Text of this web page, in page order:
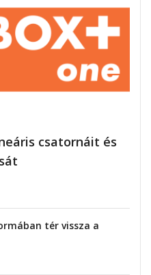
csatornáit és
tér vissza a